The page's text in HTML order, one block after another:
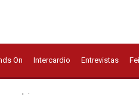
On Intercardio Entrevistas